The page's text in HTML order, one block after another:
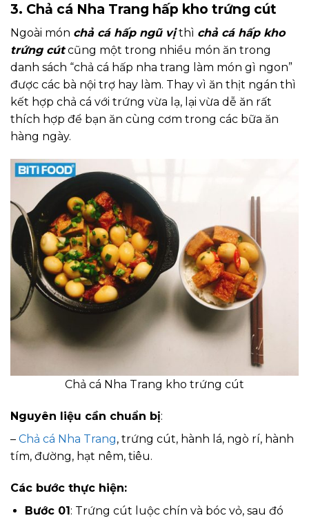
3. Chả cá Nha Trang hấp kho trứng cút
Ngoài món chả cá hấp ngũ vịthì chả cá hấp kho
trứng cútcũng một trong nhiều món ăn trong
danh sách “chả cá hấp nha trang làm món gì ngon”
được các bà nội trợ hay làm. Thay vì ăn thịt ngán thì
kết hợp chả cá với trứng vừa lạ, lại vừa dễ ăn rất
thích hợp để bạn ăn cùng cơm trong các bữa ăn
hàng ngày.
Chả cá Nha Trang kho trứng cút
Nguyên liệu cần chuẩn bị:
– Chả cá Nha Trang, trứng cút, hành lá, ngò rí, hành
tím, đường, hạt nêm, tiêu.
Các bước thực hiện:
Bước 01: Trứng cút luộc chín và bóc vỏ, sau đó